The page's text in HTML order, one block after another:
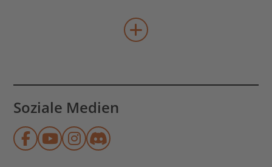
mehr Veranstaltungen
Soziale Medien
Münchner Stadtbibliothek auf
Münchner Stadtbibliothek auf
Münchner Stadtbibliothek
Münchner